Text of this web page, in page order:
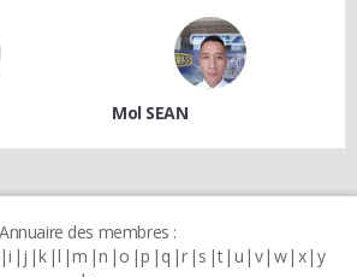
Mol SEAN
Annuaire des membres :
i j k l m n o p q r s t u v w x y